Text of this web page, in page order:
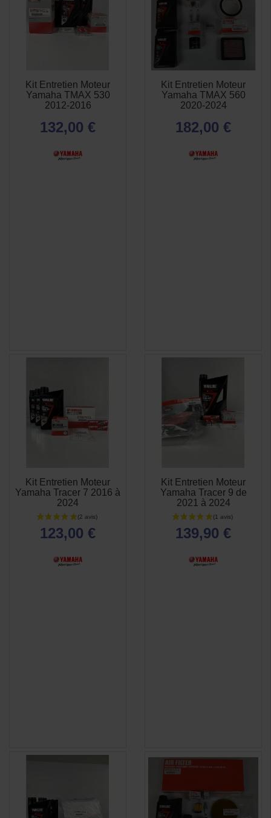
Kit Entretien Moteur
Yamaha TMAX 530
2012-2016
132,00 €
Kit Entretien Moteur
Yamaha TMAX 560
2020-2024
182,00 €
 APERÇU
RAPIDE
Kit Entretien Moteur
Yamaha Tracer 7 2016 à
2024
123,00 €
 APERÇU
RAPIDE
Kit Entretien Moteur
Yamaha Tracer 9 de
2021 à 2024
139,90 €
APERÇU
RAPIDE
 APERÇU
RAPIDE